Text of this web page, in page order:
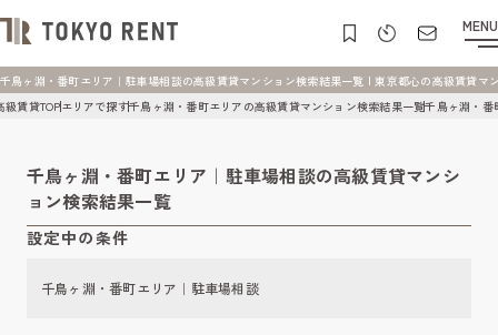
MENU
千鳥ヶ淵・番町エリア｜駐車場相談の高級賃貸マンション検索結果一覧 | 東京都心の高級賃貸マ
級賃貸TOPエリアで探す千鳥ヶ淵・番町エリアの高級賃貸マンション検索結果一覧千鳥ヶ淵・番
千鳥ヶ淵・番町エリア｜駐車場相談の高級賃貸マンシ
ョン検索結果一覧
設定中の条件
千鳥ヶ淵・番町エリア｜駐車場相談